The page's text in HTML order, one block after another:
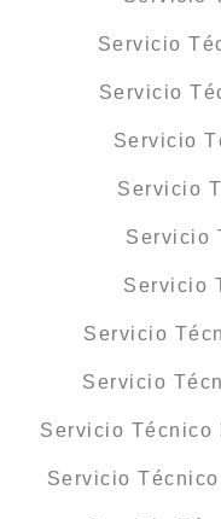
Servicio
Servicio
Servicio
Servicio
Servicio
Servicio
Servicio
Servicio
Servicio Técnico
Servicio